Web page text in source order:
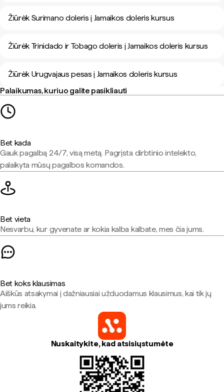
Žiūrėk Surimano doleris į Jamaikos doleris kursus
Žiūrėk Trinidado ir Tobago doleris į Jamaikos doleris kursus
Žiūrėk Urugvajaus pesas į Jamaikos doleris kursus
Palaikumas, kuriuo galite pasikliauti
Bet kada
Gauk pagalbą 24/7, visą metą. Pagrįsta dirbtinio intelekto,
palaikyta mūsų pagalbos komandos.
Bet vieta
Nesvarbu, kur gyvenate ar kokia kalba kalbate, mes čia jums.
Bet koks klausimas
Aiškūs atsakymai į dažniausiai užduodamus klausimus, kai tik jų
jums reikia.
Nuskaitykite, kad atsisiųstumėte